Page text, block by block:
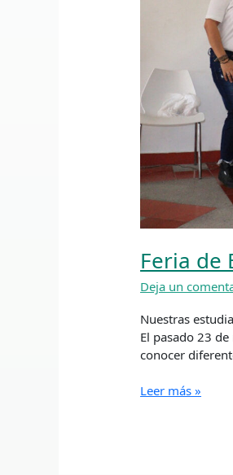
Feria de
Deja un
Nuestras
El pasado 23
conocer
Leer más »